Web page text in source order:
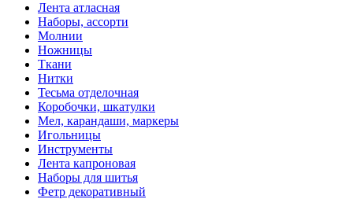
Лента атласная
Наборы, ассорти
Молнии
Ножницы
Ткани
Нитки
Тесьма отделочная
Коробочки, шкатулки
Мел, карандаши, маркеры
Игольницы
Инструменты
Лента капроновая
Наборы для шитья
Фетр декоративный